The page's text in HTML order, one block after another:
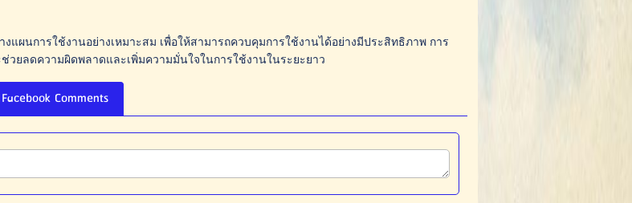
งแผนการใช้งานอย่างเหมาะสม เพื่อให้สามารถควบคุมการใช้งานได้อย่างมีประสิทธิภาพ การ
วยลดความผิดพลาดและเพิ่มความมั่นใจในการใช้งานในระยะยาว
Facebook Comments